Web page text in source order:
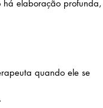
há elaboração profunda,
quando ele se